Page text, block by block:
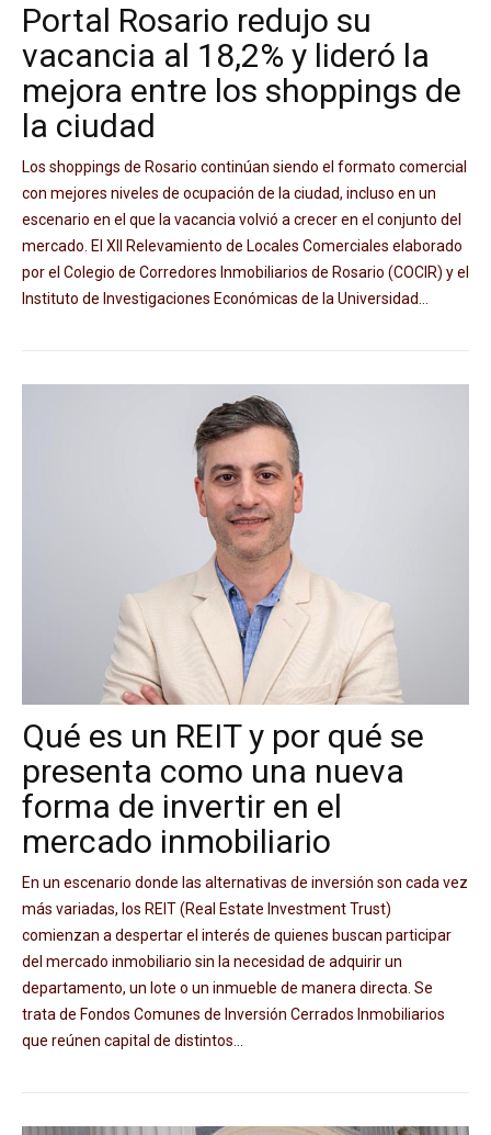
Portal Rosario redujo su
vacancia al 18,2% y lideró la
mejora entre los shoppings de
la ciudad
Los shoppings de Rosario continúan siendo el formato comercial
con mejores niveles de ocupación de la ciudad, incluso en un
escenario en el que la vacancia volvió a crecer en el conjunto del
mercado. El XII Relevamiento de Locales Comerciales elaborado
por el Colegio de Corredores Inmobiliarios de Rosario (COCIR) y el
Instituto de Investigaciones Económicas de la Universidad...
Qué es un REIT y por qué se
presenta como una nueva
forma de invertir en el
mercado inmobiliario
En un escenario donde las alternativas de inversión son cada vez
más variadas, los REIT (Real Estate Investment Trust)
comienzan a despertar el interés de quienes buscan participar
del mercado inmobiliario sin la necesidad de adquirir un
departamento, un lote o un inmueble de manera directa. Se
trata de Fondos Comunes de Inversión Cerrados Inmobiliarios
que reúnen capital de distintos...